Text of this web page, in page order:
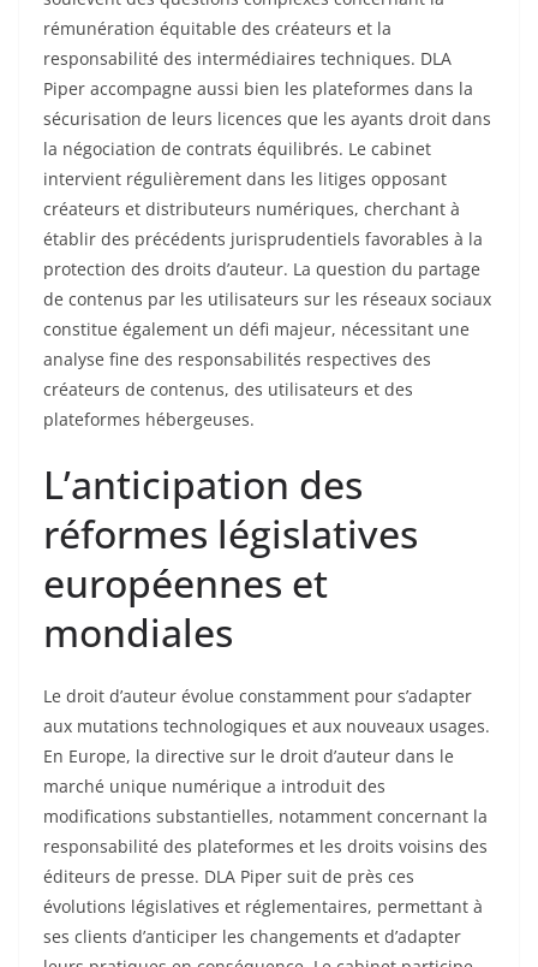
rémunération équitable des créateurs et la
responsabilité des intermédiaires techniques. DLA
Piper accompagne aussi bien les plateformes dans la
sécurisation de leurs licences que les ayants droit dans
la négociation de contrats équilibrés. Le cabinet
intervient régulièrement dans les litiges opposant
créateurs et distributeurs numériques, cherchant à
établir des précédents jurisprudentiels favorables à la
protection des droits d’auteur. La question du partage
de contenus par les utilisateurs sur les réseaux sociaux
constitue également un défi majeur, nécessitant une
analyse fine des responsabilités respectives des
créateurs de contenus, des utilisateurs et des
plateformes hébergeuses.
L’anticipation des
réformes législatives
européennes et
mondiales
Le droit d’auteur évolue constamment pour s’adapter
aux mutations technologiques et aux nouveaux usages.
En Europe, la directive sur le droit d’auteur dans le
marché unique numérique a introduit des
modifications substantielles, notamment concernant la
responsabilité des plateformes et les droits voisins des
éditeurs de presse. DLA Piper suit de près ces
évolutions législatives et réglementaires, permettant à
ses clients d’anticiper les changements et d’adapter